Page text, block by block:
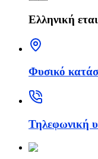
Ελληνική
Φυσικό
Τηλεφωνική